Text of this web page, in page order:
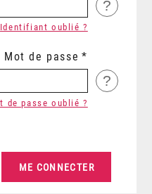
?
Identifiant oublié ?
Mot de passe
?
de passe oublié ?